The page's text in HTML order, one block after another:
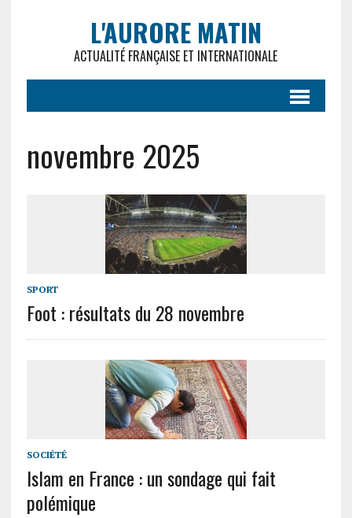
L'AURORE MATIN
ACTUALITÉ FRANÇAISE ET INTERNATIONALE
novembre 2025
SPORT
Foot : résultats du 28 novembre
SOCIÉTÉ
Islam en France : un sondage qui fait
polémique